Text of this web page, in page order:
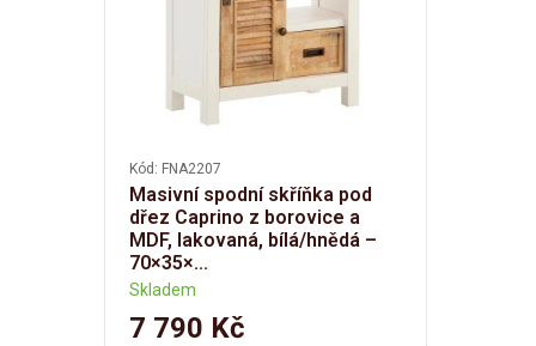
Kód: FNA2207
Masivní spodní skříňka pod
dřez Caprino z borovice a
MDF, lakovaná, bílá/hnědá –
70×35×...
Skladem
7 790 Kč